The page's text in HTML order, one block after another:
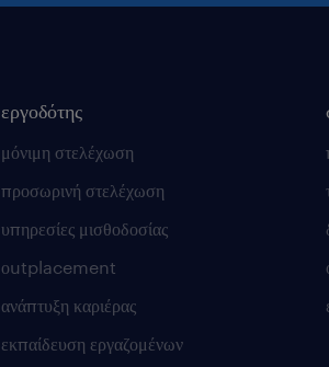
εργοδότης
μόνιμη στελέχωση
προσωρινή στελέχωση
υπηρεσίες μισθοδοσίας
οutplacement
ανάπτυξη καριέρας
εκπαίδευση εργαζομένων